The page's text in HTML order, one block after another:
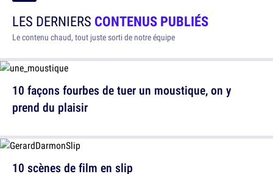
LES DERNIERS CONTENUS PUBLIÉS
Le contenu chaud, tout juste sorti de notre équipe
10 façons fourbes de tuer un moustique, on y
prend du plaisir
10 scènes de film en slip